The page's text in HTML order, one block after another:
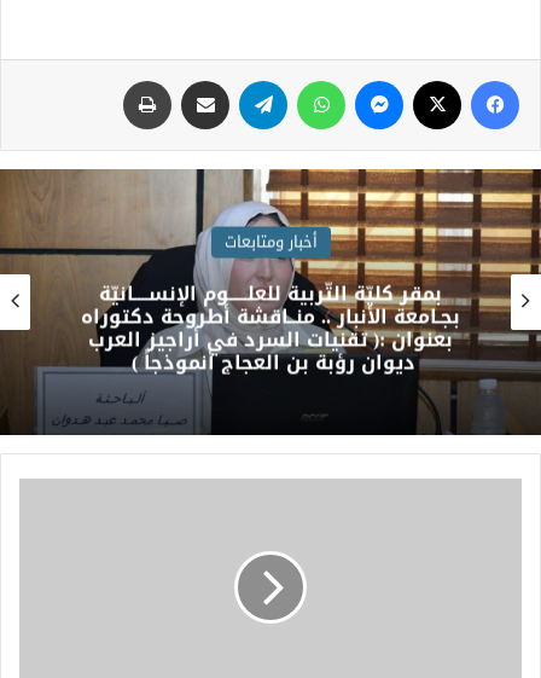
أخبار ومتابعات
بمقر كليّة التّربية للعلـــــوم الإنســــانيّة
بجـامعة الأنبار .. منــاقشة أطروحة دكتوراه
بعنوان :( تقنيات السرد في أراجيز العرب
ديوان رؤبة بن العجاج أنموذجاً )